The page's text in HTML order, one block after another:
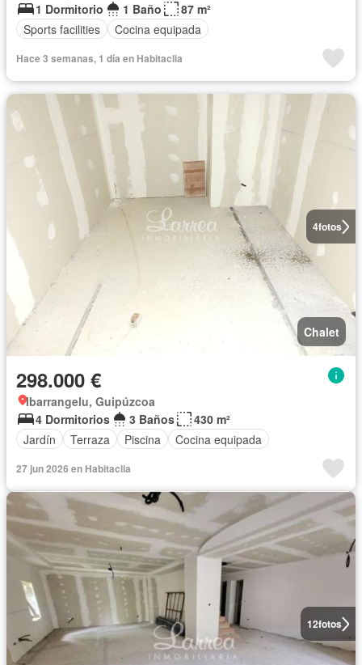
1 Dormitorio
1 Baño
87 m²
Sports facilities
Cocina equipada
Hace 3 semanas, 1 día en Habitaclia
4fotos
Chalet
298.000 €
Ibarrangelu, Guipúzcoa
4 Dormitorios
3 Baños
430 m²
Jardín
Terraza Piscina Cocina equipada
27 jun 2026 en Habitaclia
12fotos